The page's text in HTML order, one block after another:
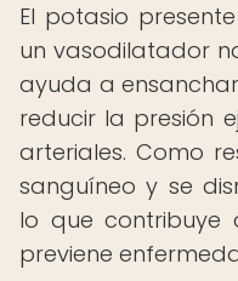
El potasio
un vasodilatador
ayuda a
reducir la presión
arteriales. Como
sanguíneo y se
lo que
previene